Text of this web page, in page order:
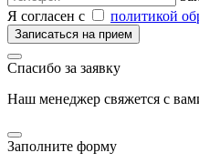
Я согласен с
политикой
Записаться на прием
Спасибо за заявку
Наш менеджер свяжется с
Заполните форму